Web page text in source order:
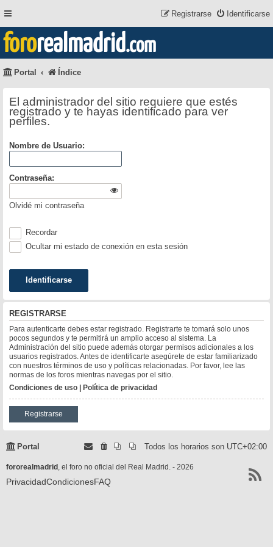
Identificarse
Registrarse
fororealmadrid.com
Portal Índice
El administrador del sitio requiere que estés
registrado y te hayas identificado para ver
perfiles.
Nombre de Usuario:
Contraseña:
Olvidé mi contraseña
Recordar
Ocultar mi estado de conexión en esta sesión
REGISTRARSE
Para autenticarte debes estar registrado. Registrarte te tomará solo unos
pocos segundos y te permitirá un amplio acceso al sistema. La
Administración del sitio puede además otorgar permisos adicionales a los
usuarios registrados. Antes de identificarte asegúrete de estar familiarizado
con nuestros términos de uso y políticas relacionadas. Por favor, lee las
normas de los foros mientras navegas por el sitio.
Condiciones de uso | Política de privacidad
Registrarse
Portal Todos los horarios son UTC+02:00
fororealmadrid , el foro no oficial del Real Madrid. - 2026
PrivacidadCondicionesFAQ